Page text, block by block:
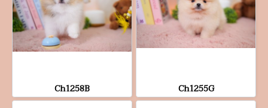
Ch1258B Ch1255G